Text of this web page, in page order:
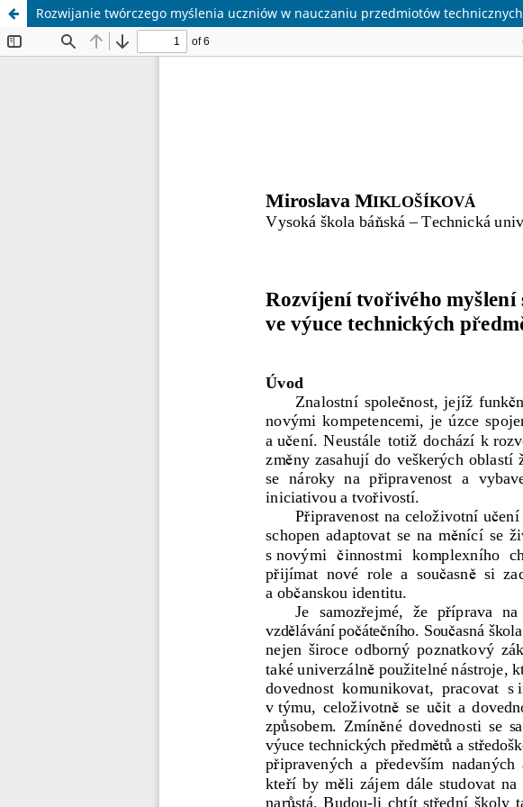
Rozwijanie twórczego myślenia uczniów w nauczaniu przedmiotów technicznych